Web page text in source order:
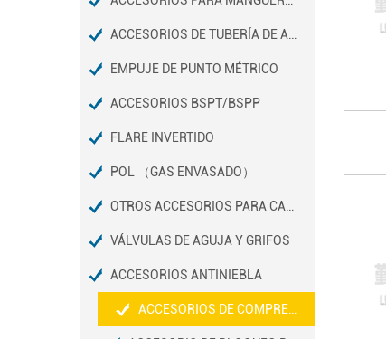
EMPUJE DE PUNTO MÉTRICO
ACCESORIOS BSPT/BSPP
FLARE INVERTIDO
POL （GAS ENVASADO）
VÁLVULAS DE AGUJA Y GRIFOS
ACCESORIOS ANTINIEBLA
ACCESORIOS DE COMPRESIÓN DE NIEBLA